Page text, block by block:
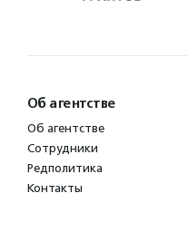
Об агентстве
Об агентстве
Сотрудники
Редполитика
Контакты